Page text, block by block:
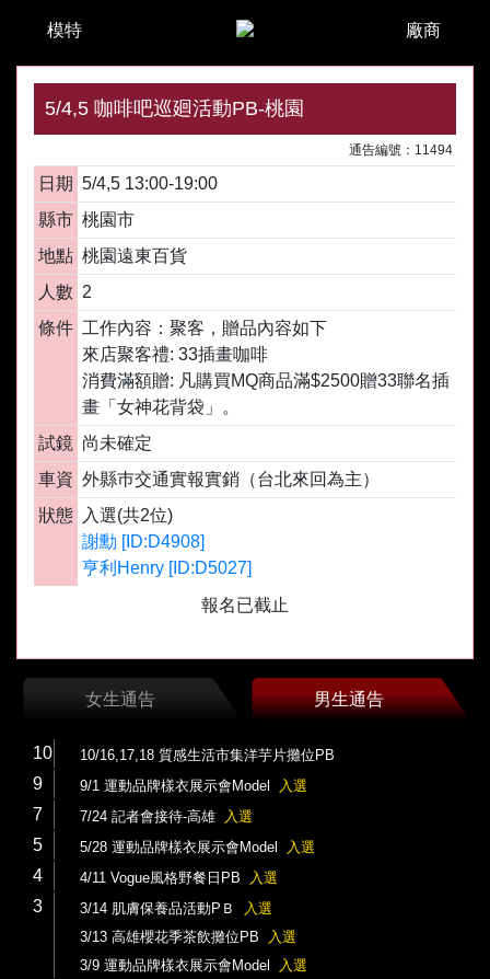
模特 廠商
女生通告 男生通告
10 10/16,17,18 質感生活市集洋芋片攤位PB
9 9/1 運動品牌樣衣展示會Model 入選
7 7/24 記者會接待-高雄 入選
5 5/28 運動品牌樣衣展示會Model 入選
4 4/11 Vogue風格野餐日PB 入選
3 3/14 肌膚保養品活動PＢ
入選
3/13 高雄櫻花季茶飲攤位PB
入選
3/9 運動品牌樣衣展示會Model
入選
5/4,5 咖啡吧巡廻活動PB-桃園
通告編號：11494
日期 5/4,5 13:00-19:00
縣市 桃園市
地點 桃園遠東百貨
人數 2
條件 工作內容：聚客，贈品內容如下
來店聚客禮: 33插畫咖啡
消費滿額贈: 凡購買MQ商品滿$2500贈33聯名插
畫「女神花背袋」。
試鏡 尚未確定
車資 外縣巿交通實報實銷（台北來回為主）
狀態
入選(共2位)
謝勳 [ID:D4908]
亨利Henry [ID:D5027]
報名已截止